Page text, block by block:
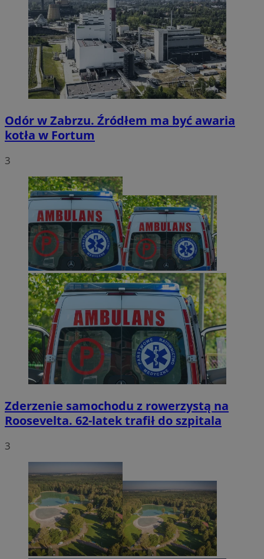
Odór w Zabrzu. Źródłem ma być awaria
kotła w Fortum
3
Zderzenie samochodu z rowerzystą na
Roosevelta. 62-latek trafił do szpitala
3